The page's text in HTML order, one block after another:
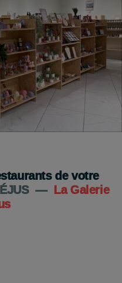
de votre
—
La Galerie